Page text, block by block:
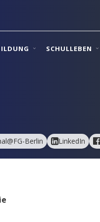
SCHULLEBEN
Berlin LinkedIn